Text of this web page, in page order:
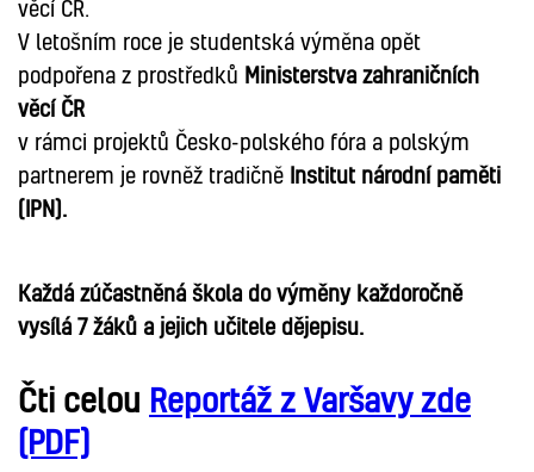
věcí ČR.
V letošním roce je studentská výměna opět
podpořena z prostředků Ministerstva zahraničních
věcí ČR
v rámci projektů Česko-polského fóra a polským
partnerem je rovněž tradičně Institut národní paměti
(IPN).
Každá zúčastněná škola do výměny každoročně
vysílá 7 žáků a jejich učitele dějepisu.
Čti celou Reportáž z Varšavy zde
(PDF)